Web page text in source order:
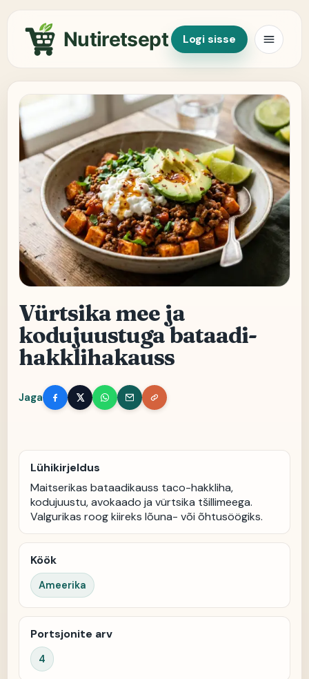
Nutiretsept Logi sisse
Vürtsika mee ja
kodujuustuga bataadi-
hakklihakauss
Jaga
Lühikirjeldus
Maitserikas bataadikauss taco-hakkliha,
kodujuustu, avokaado ja vürtsika tšillimeega.
Valgurikas roog kiireks lõuna- või õhtusöögiks.
Köök
Ameerika
Portsjonite arv
4